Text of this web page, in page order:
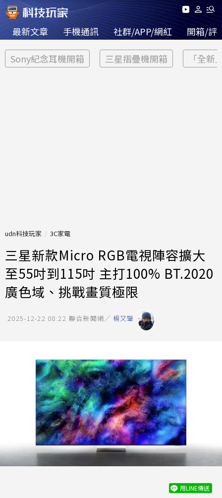
最新文章 手機通訊 社群/APP/網紅 開箱/評
Sony紀念耳機開箱 三星摺疊機開箱 「全新
udn科技玩家 3C家電
三星新款Micro RGB電視陣容擴大
至55吋到115吋 主打100% BT.2020
廣色域、挑戰畫質極限
2025-12-22 08:22 聯合新聞網／ 楊又肇
用LINE傳送